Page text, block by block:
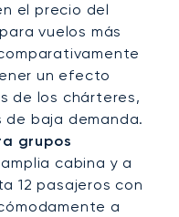
el precio del
vuelos más
un efecto
de los chárteres,
baja demanda.
grupos
cabina y a
12 pasajeros con
a